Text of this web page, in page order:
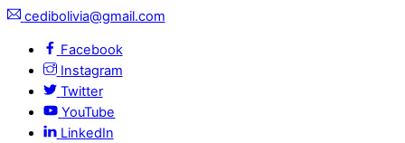
cedibolivia@gmail.com
Facebook
Instagram
Twitter
YouTube
LinkedIn